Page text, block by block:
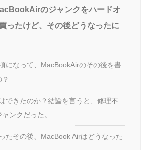
のジャンクをハードオ
ったけど、その後どうなったに
になって、MacBookAirのその後を書
できたのか？結論を言うと、修理不
ンクだった。
たその後、MacBook Airはどうなった